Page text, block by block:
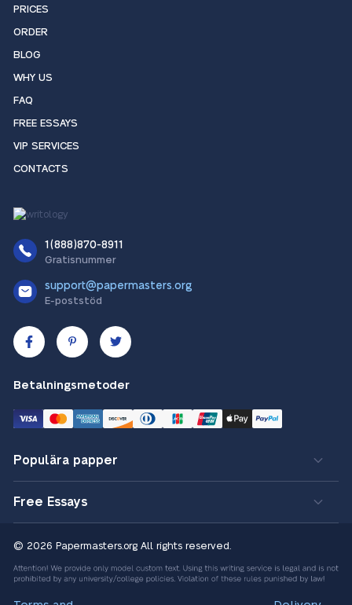
PRICES
ORDER
BLOG
WHY US
FAQ
FREE ESSAYS
VIP SERVICES
CONTACTS
1(888)870-8911
Gratisnummer
support@papermasters.org
E-poststöd
Betalningsmetoder
Populära papper
Free Essays
© 2026 Papermasters.org All rights reserved.